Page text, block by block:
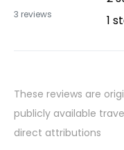
3 reviews 1
These reviews are
publicly available
direct attributions